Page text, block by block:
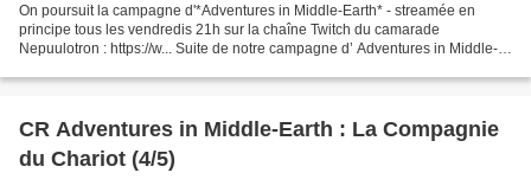
On poursuit la campagne d'*Adventures in Middle-Earth* - streamée en
principe tous les vendredis 21h sur la chaîne Twitch du camarade
Nepuulotron : https://w... Suite de notre campagne d’ Adventures in Middle-
CR Adventures in Middle-Earth : La Compagnie
du Chariot (4/5)